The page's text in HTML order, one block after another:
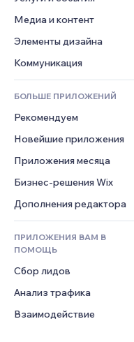
Веб-аналитика
Списки сайтов
Эл. почта
Доставка
Кнопки продаж
Бухгалтерский учет
Купоны и лояльность
Складские услуги
Еда и напитки
Отели
События
Рестораны
Недвижимость
Онлайн-запись
Медиа и контент
Галерея
Музыка
Подкасты
Фотография
Видео
PDF
Обмен файлами
Новости
Элементы дизайна
Карты и навигация
Конфиденциальность и
безопасность
Часы
Баннеры и значки
Калькуляторы
Погода
Графики и таблицы
Формы
Опросы
Чат
Комментарии
Телефон
Сообщество
Отзывы и комментарии
Управление отношениями с
клиентом (CRM)
БОЛЬШЕ ПРИЛОЖЕНИЙ
Рекомендуем
Новейшие приложения
Приложения месяца
Бизнес-решения Wix
Дополнения редактора
ПРИЛОЖЕНИЯ ВАМ В
ПОМОЩЬ
Сбор лидов
Анализ трафика
Взаимодействие